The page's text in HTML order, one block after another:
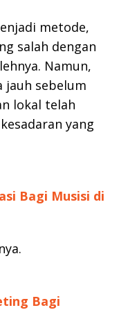
metode,
salah dengan
Namun,
jauh sebelum
lokal telah
yang
Bagi Musisi di
Bagi